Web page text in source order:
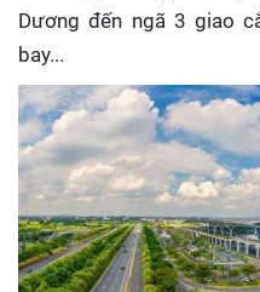
Dương đến ngã 3 giao
bay...